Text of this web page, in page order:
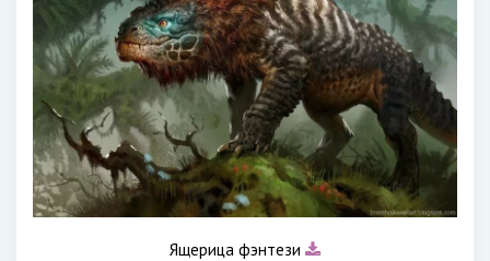
Ящерица фэнтези